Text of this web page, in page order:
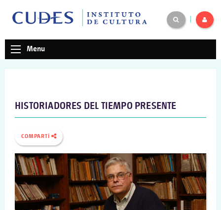
Menu
HISTORIADORES DEL TIEMPO PRESENTE
COMPARTÍ